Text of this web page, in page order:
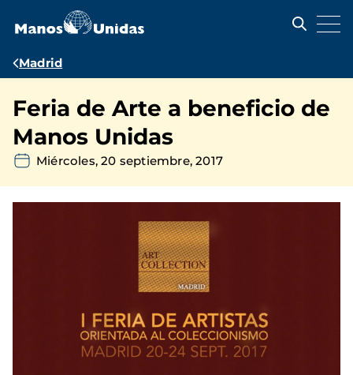
contenido
Ruta
navegación
Madrid
Feria de Arte a beneficio de
Manos Unidas
Miércoles, 20 septiembre, 2017